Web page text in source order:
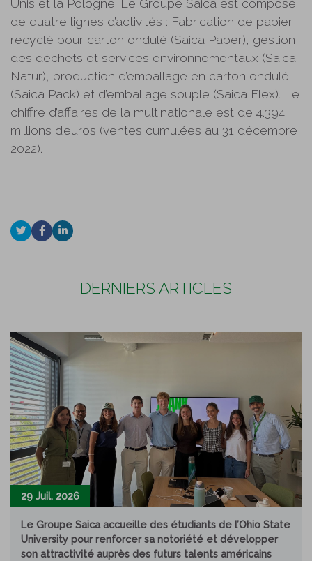
de quatre lignes d’activités : Fabrication de papier
recyclé pour carton ondulé (Saica Paper), gestion
des déchets et services environnementaux (Saica
Natur), production d’emballage en carton ondulé
(Saica Pack) et d’emballage souple (Saica Flex). Le
chiffre d’affaires de la multinationale est de 4.394
millions d’euros (ventes cumulées au 31 décembre
2022).
DERNIERS ARTICLES
29 Juil. 2026
Le Groupe Saica accueille des étudiants de l’Ohio State
University pour renforcer sa notoriété et développer
son attractivité auprès des futurs talents américains